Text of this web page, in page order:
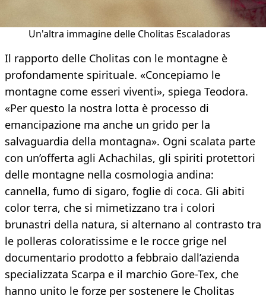
Un'altra immagine delle Cholitas Escaladoras
Il rapporto delle Cholitas con le montagne è
profondamente spirituale. «Concepiamo le
montagne come esseri viventi», spiega Teodora.
«Per questo la nostra lotta è processo di
emancipazione ma anche un grido per la
salvaguardia della montagna». Ogni scalata parte
con un’offerta agli Achachilas, gli spiriti protettori
delle montagne nella cosmologia andina:
cannella, fumo di sigaro, foglie di coca. Gli abiti
color terra, che si mimetizzano tra i colori
brunastri della natura, si alternano al contrasto tra
le polleras coloratissime e le rocce grige nel
documentario prodotto a febbraio dall’azienda
specializzata Scarpa e il marchio Gore-Tex, che
hanno unito le forze per sostenere le Cholitas